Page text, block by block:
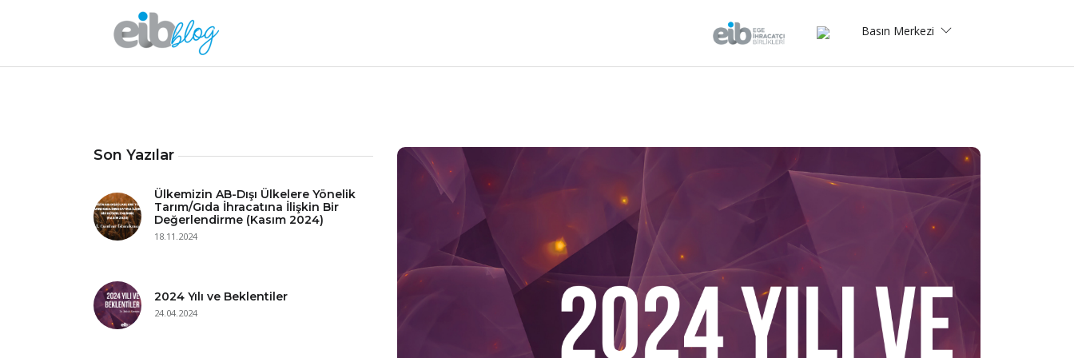
Basın Merkezi
Son Yazılar
Ülkemizin AB-Dışı Ülkelere Yönelik
Tarım/Gıda İhracatına İlişkin Bir
Değerlendirme (Kasım 2024)
18.11.2024
2024 Yılı ve Beklentiler
24.04.2024